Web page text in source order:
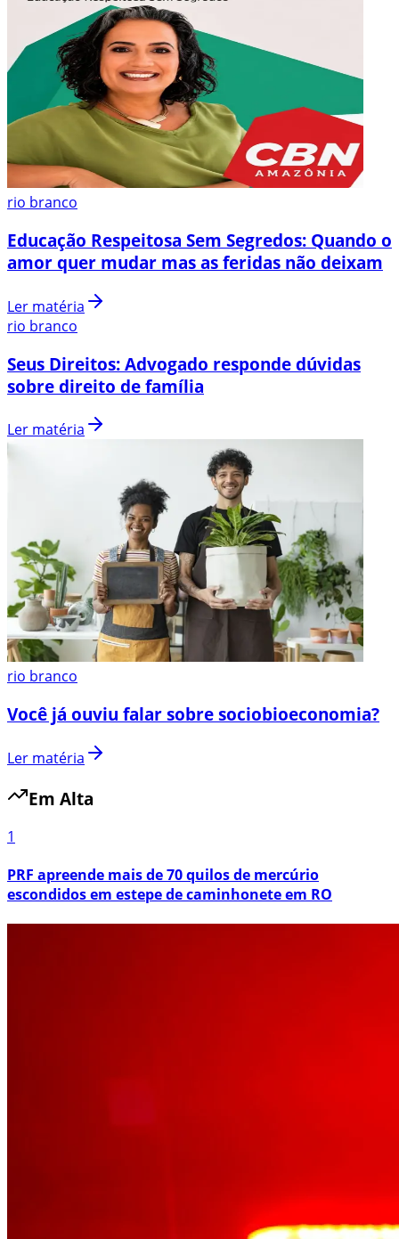
rio branco
Educação Respeitosa Sem Segredos: Quando o
amor quer mudar mas as feridas não deixam
Ler matéria
rio branco
Seus Direitos: Advogado responde dúvidas
sobre direito de família
Ler matéria
rio branco
Você já ouviu falar sobre sociobioeconomia?
Ler matéria
Em Alta
1
PRF apreende mais de 70 quilos de mercúrio
escondidos em estepe de caminhonete em RO